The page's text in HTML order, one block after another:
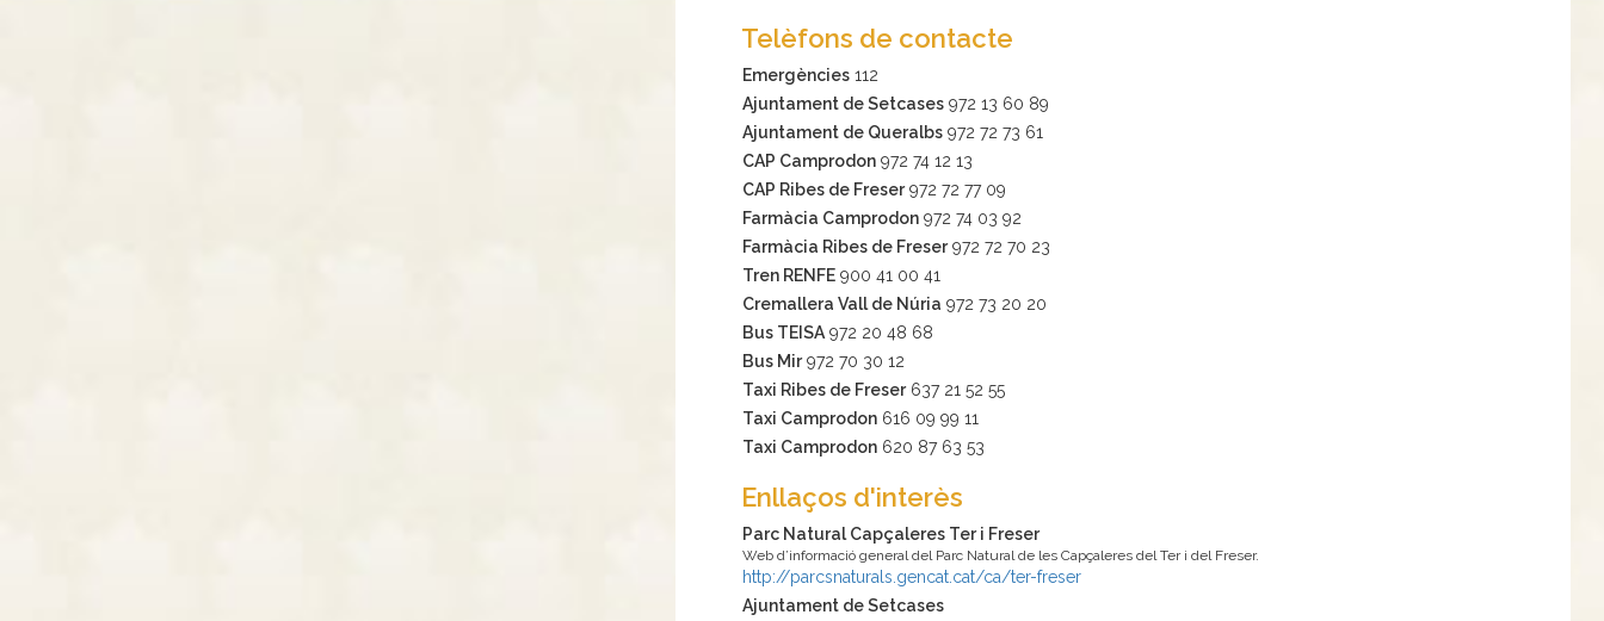
Telèfons de contacte
Emergències 112
Ajuntament de Setcases 972 13 60 89
Ajuntament de Queralbs 972 72 73 61
CAP Camprodon 972 74 12 13
CAP Ribes de Freser 972 72 77 09
Farmàcia Camprodon 972 74 03 92
Farmàcia Ribes de Freser 972 72 70 23
Tren RENFE 900 41 00 41
Cremallera Vall de Núria 972 73 20 20
Bus TEISA 972 20 48 68
Bus Mir 972 70 30 12
Taxi Ribes de Freser 637 21 52 55
Taxi Camprodon 616 09 99 11
Taxi Camprodon 620 87 63 53
Enllaços d'interès
Parc Natural Capçaleres Ter i Freser
Web d’informació general del Parc Natural de les Capçaleres del Ter i del Freser.
http://parcsnaturals.gencat.cat/ca/ter-freser
Ajuntament de Setcases